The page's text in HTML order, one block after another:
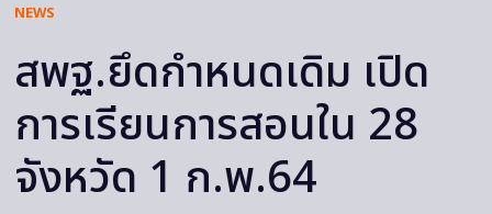
NEWS
สพฐ.ยึดกำหนดเดิม เปิด
การเรียนการสอนใน 28
จังหวัด 1 ก.พ.64